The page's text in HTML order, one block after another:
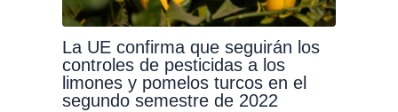
La UE confirma que seguirán los
controles de pesticidas a los
limones y pomelos turcos en el
segundo semestre de 2022